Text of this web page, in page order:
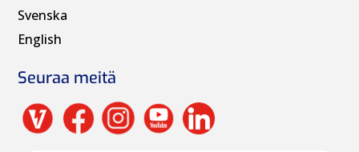
Svenska
English
Seuraa meitä